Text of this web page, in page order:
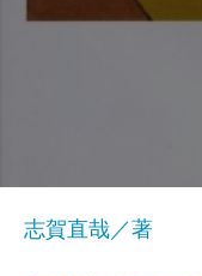
志賀直哉／著